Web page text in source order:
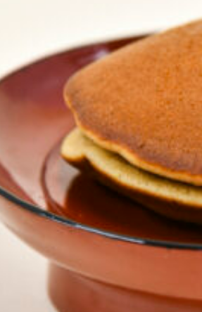
ゼント応募